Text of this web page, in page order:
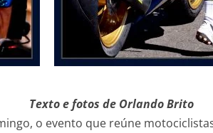
Texto e fotos de Orlando Brito
o evento que reúne